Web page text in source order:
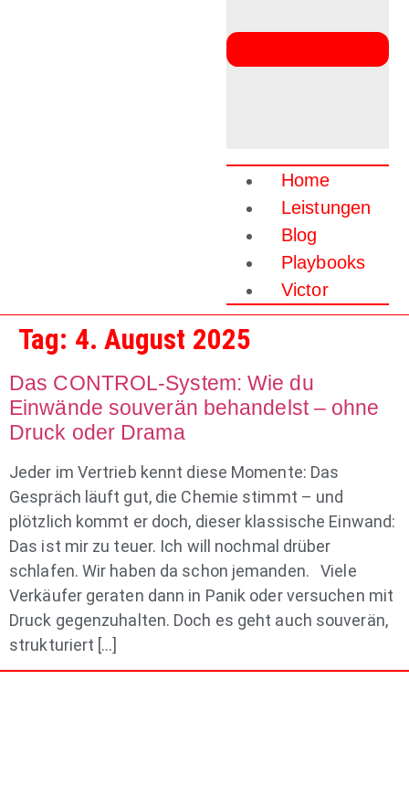
Home
Leistungen
Blog
Playbooks
Victor
Tag: 4. August 2025
Das CONTROL-System: Wie du
Einwände souverän behandelst – ohne
Druck oder Drama
Jeder im Vertrieb kennt diese Momente: Das
Gespräch läuft gut, die Chemie stimmt – und
plötzlich kommt er doch, dieser klassische Einwand:
Das ist mir zu teuer. Ich will nochmal drüber
schlafen. Wir haben da schon jemanden. Viele
Verkäufer geraten dann in Panik oder versuchen mit
Druck gegenzuhalten. Doch es geht auch souverän,
strukturiert […]